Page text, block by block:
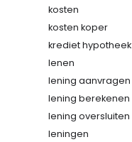
kosten
kosten koper
krediet hypotheek
lenen
lening aanvragen
lening berekenen
lening oversluiten
leningen